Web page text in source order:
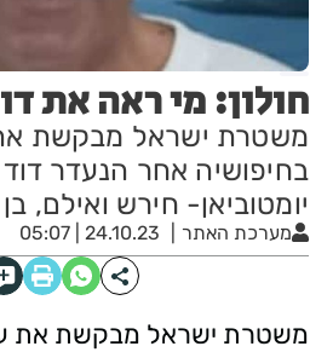
חולון: מי ראה את
משטרת ישראל מבקשת
בחיפושיה אחר הנעדר דוד
יומטוביאן- חירש ואילם, בן 72 מחולון.
מערכת האתר 24.10.23 | 05:07
משטרת ישראל מבקשת את